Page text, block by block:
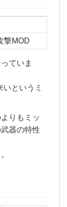
撃MOD
ていま
というミ
りもミッ
器の特性